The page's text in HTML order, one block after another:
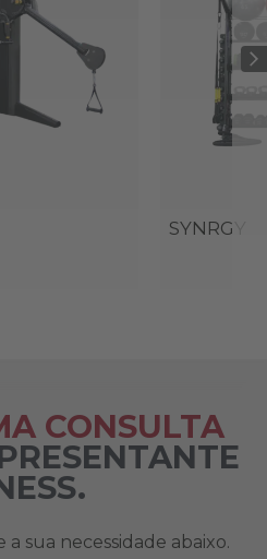
SYNRGY
CONSULTA
sua necessidade abaixo.